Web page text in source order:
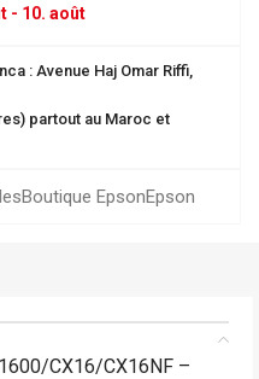
- 10. août
: Avenue Haj Omar Riffi,
partout au Maroc et
Boutique EpsonEpson
CX16/CX16NF –